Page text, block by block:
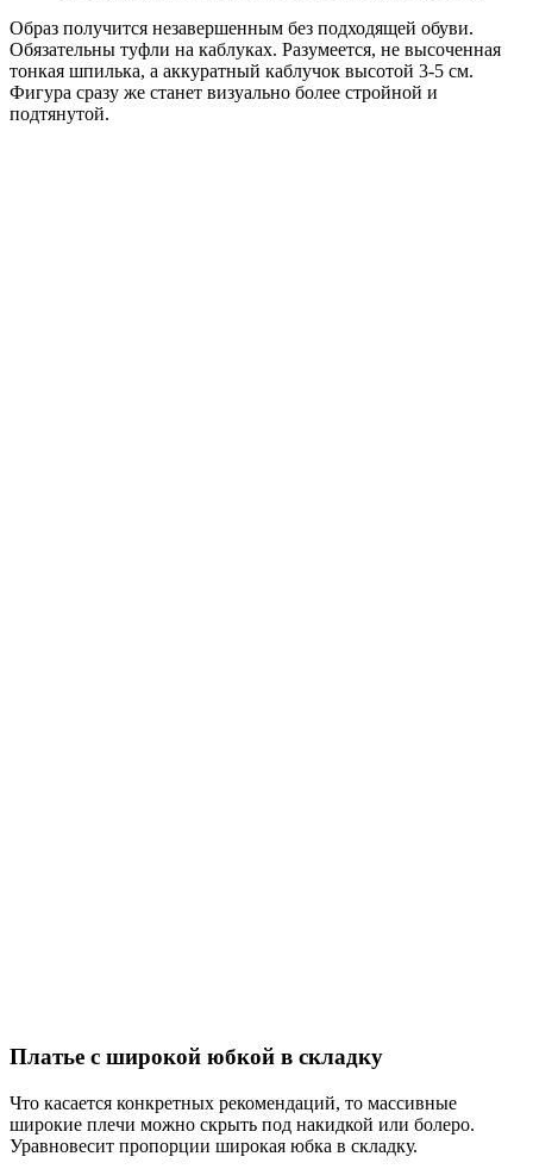
Образ получится незавершенным без подходящей обуви.
Обязательны туфли на каблуках. Разумеется, не высоченная
тонкая шпилька, а аккуратный каблучок высотой 3-5 см.
Фигура сразу же станет визуально более стройной и
подтянутой.
Платье с широкой юбкой в складку
Что касается конкретных рекомендаций, то массивные
широкие плечи можно скрыть под накидкой или болеро.
Уравновесит пропорции широкая юбка в складку.